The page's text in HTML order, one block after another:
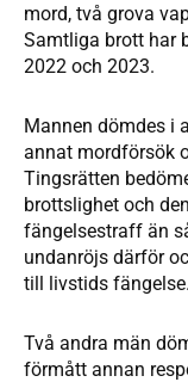
mord, två grova
Samtliga brott har
2022 och 2023.
Mannen dömdes i
annat mordförsök
Tingsrätten
brottslighet och
fängelsestraff än
undanröjs därför
till livstids fängelse.
Två andra män
förmått annan